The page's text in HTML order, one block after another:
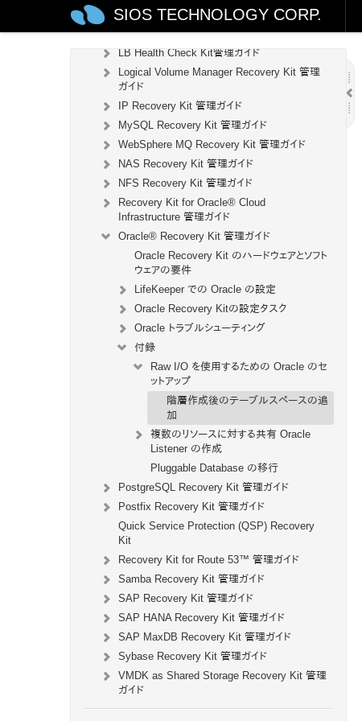
SIOS TECHNOLOGY CORP.
DB2 Recovery Kit 管理ガイド
Recovery Kit for EC2™ 管理ガイド
LB Health Check Kit管理ガイド
Logical Volume Manager Recovery Kit 管理
ガイド
IP Recovery Kit 管理ガイド
MySQL Recovery Kit 管理ガイド
WebSphere MQ Recovery Kit 管理ガイド
NAS Recovery Kit 管理ガイド
NFS Recovery Kit 管理ガイド
Recovery Kit for Oracle® Cloud
Infrastructure 管理ガイド
Oracle® Recovery Kit 管理ガイド
Oracle Recovery Kit のハードウェアとソフト
ウェアの要件
LifeKeeper での Oracle の設定
Oracle Recovery Kitの設定タスク
Oracle トラブルシューティング
付録
Raw I/O を使用するための Oracle のセ
ットアップ
階層作成後のテーブルスペースの追
加
複数のリソースに対する共有 Oracle
Listener の作成
Pluggable Database の移行
PostgreSQL Recovery Kit 管理ガイド
Postfix Recovery Kit 管理ガイド
Quick Service Protection (QSP) Recovery
Kit
Recovery Kit for Route 53™ 管理ガイド
Samba Recovery Kit 管理ガイド
SAP Recovery Kit 管理ガイド
SAP HANA Recovery Kit 管理ガイド
SAP MaxDB Recovery Kit 管理ガイド
Sybase Recovery Kit 管理ガイド
VMDK as Shared Storage Recovery Kit 管理
ガイド